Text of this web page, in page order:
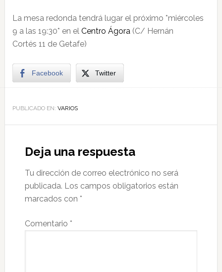
La mesa redonda tendrá lugar el próximo *miércoles
9 a las 19:30* en el Centro Ágora(C/ Hernán
Cortés 11 de Getafe)
Facebook Twitter
PUBLICADO EN: VARIOS
Deja una respuesta
Tu dirección de correo electrónico no será
publicada. Los campos obligatorios están
marcados con *
Comentario *